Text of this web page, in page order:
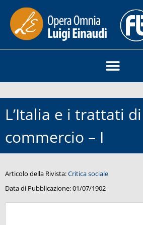
L’Italia e i trattati di
commercio – I
Articolo della Rivista:Critica sociale
Data di Pubblicazione:01/07/1902